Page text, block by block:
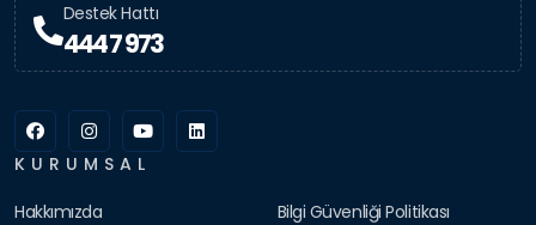
Destek Hattı
444 7 973
KURUMSAL
Hakkımızda
Bilgi Güvenliği Politikası